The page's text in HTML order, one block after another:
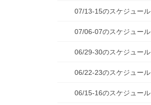
07/13-15のスケジュール
07/06-07のスケジュール
06/29-30のスケジュール
06/22-23のスケジュール
06/15-16のスケジュール